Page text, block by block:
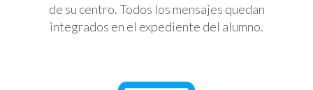
de su centro. Todos los mensajes quedan
integrados en el expediente del alumno.